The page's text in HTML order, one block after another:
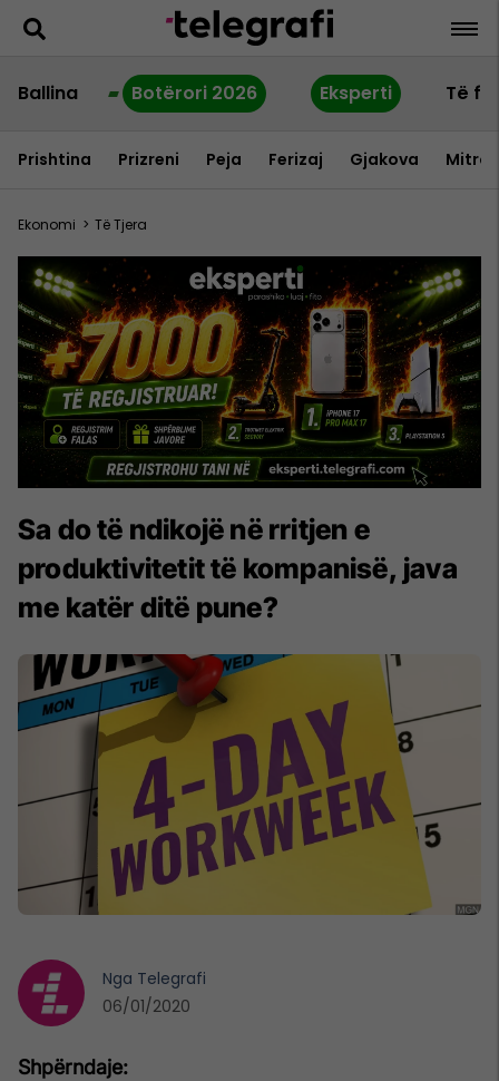
Ballina Botërori 2026 Eksperti Të
Prishtina Prizreni Peja Ferizaj Gjakova
Ekonomi > Të Tjera
Sa do të ndikojë në rritjen e
produktivitetit të kompanisë, java
me katër ditë pune?
Nga Telegrafi
06/01/2020